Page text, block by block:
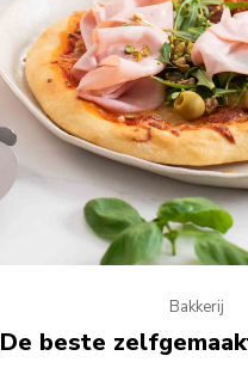
Bakkerij
De beste